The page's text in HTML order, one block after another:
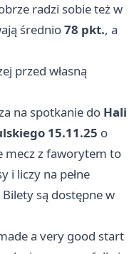
radzi sobie też w
średnio78 pkt., a
przed własną
na spotkanie do Hali
15.11.25 o
mecz z faworytem to
i liczy na pełne
są dostępne w
a very good start